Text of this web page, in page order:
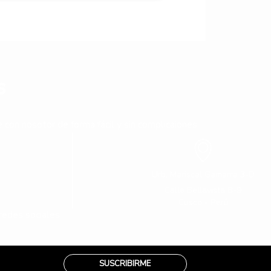
SUSCRIBIRME